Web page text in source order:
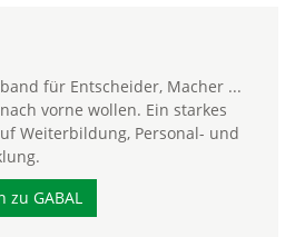
für Entscheider, Macher ...
vorne wollen. Ein starkes
Weiterbildung, Personal- und
GABAL